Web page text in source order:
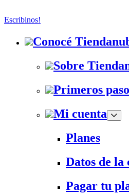
Escribinos!
Conocé
Sobre
Primeros
Mi cuenta
Planes
Datos de la
Pagar tu